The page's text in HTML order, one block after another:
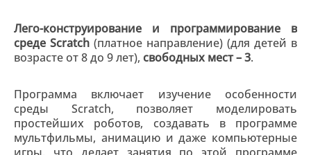
Лего-конструирование и программирование в
среде Scratch (платное направление) (для детей в
возрасте от 8 до 9 лет), свободных мест – 3.
Программа включает изучение особенности
среды Scratch, позволяет моделировать
простейших роботов, создавать в программе
мультфильмы, анимацию и даже компьютерные
игры, что делает занятия по этой программе